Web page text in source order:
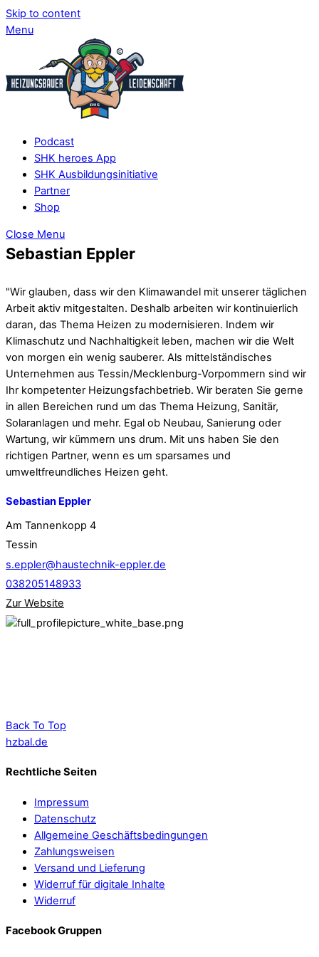
Skip to content
Menu
Podcast
SHK heroes App
SHK Ausbildungsinitiative
Partner
Shop
Close Menu
Sebastian Eppler
"Wir glauben, dass wir den Klimawandel mit unserer täglichen
Arbeit aktiv mitgestalten. Deshalb arbeiten wir kontinuierlich
daran, das Thema Heizen zu modernisieren. Indem wir
Klimaschutz und Nachhaltigkeit leben, machen wir die Welt
von morgen ein wenig sauberer. Als mittelständisches
Unternehmen aus Tessin/Mecklenburg-Vorpommern sind wir
Ihr kompetenter Heizungsfachbetrieb. Wir beraten Sie gerne
in allen Bereichen rund um das Thema Heizung, Sanitär,
Solaranlagen und mehr. Egal ob Neubau, Sanierung oder
Wartung, wir kümmern uns drum. Mit uns haben Sie den
richtigen Partner, wenn es um sparsames und
umweltfreundliches Heizen geht.
Sebastian Eppler
Am Tannenkopp 4
Tessin
s.eppler@haustechnik-eppler.de
038205148933
Zur Website
Back To Top
hzbal.de
Rechtliche Seiten
Impressum
Datenschutz
Allgemeine Geschäftsbedingungen
Zahlungsweisen
Versand und Lieferung
Widerruf für digitale Inhalte
Widerruf
Facebook Gruppen